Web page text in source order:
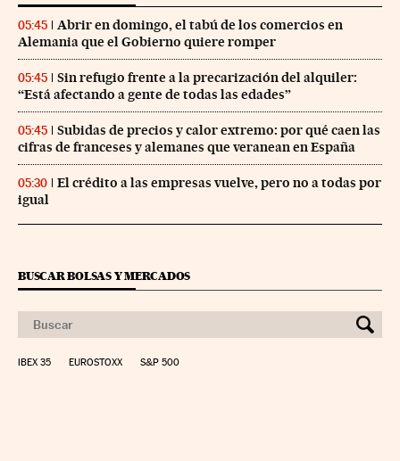
05:45
Abrir en domingo, el tabú de los comercios en
Alemania que el Gobierno quiere romper
05:45
Sin refugio frente a la precarización del alquiler:
“Está afectando a gente de todas las edades”
05:45
Subidas de precios y calor extremo: por qué caen las
cifras de franceses y alemanes que veranean en España
05:30
El crédito a las empresas vuelve, pero no a todas por
igual
BUSCAR BOLSAS Y MERCADOS
IBEX 35 EUROSTOXX S&P 500